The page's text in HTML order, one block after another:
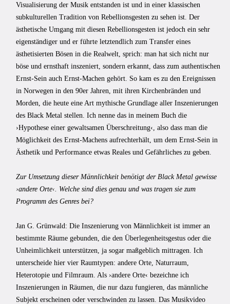
Visualisierung der Musik entstanden ist und in einer klassischen
subkulturellen Tradition von Rebellionsgesten zu sehen ist. Der
ästhetische Umgang mit diesen Rebellionsgesten ist jedoch ein sehr
eigenständiger und er führte letztendlich zum Transfer eines
ästhetisierten Bösen in die Realwelt, sprich: man hat sich nicht nur
böse und ernsthaft inszeniert, sondern erkannt, dass zum authentischen
Ernst-Sein auch Ernst-Machen gehört. So kam es zu den Ereignissen
in Norwegen in den 90er Jahren, mit ihren Kirchenbränden und
Morden, die heute eine Art mythische Grundlage aller Inszenierungen
des Black Metal stellen. Ich nenne das in meinem Buch die
›Hypothese einer gewaltsamen Überschreitung‹, also dass man die
Möglichkeit des Ernst-Machens aufrechterhält, um dem Ernst-Sein in
Ästhetik und Performance etwas Reales und Gefährliches zu geben.
Zur Umsetzung dieser Männlichkeit benötigt der Black Metal gewisse
›andere Orte‹. Welche sind dies genau und was tragen sie zum
Programm des Genres bei?
Jan G. Grünwald: Die Inszenierung von Männlichkeit ist immer an
bestimmte Räume gebunden, die den Überlegenheitsgestus oder die
Unheimlichkeit unterstützen, ja sogar maßgeblich mittragen. Ich
unterscheide hier vier Raumtypen: andere Orte, Naturraum,
Heterotopie und Filmraum. Als ›andere Orte‹ bezeichne ich
Inszenierungen in Räumen, die nur dazu fungieren, das männliche
Subjekt erscheinen oder verschwinden zu lassen. Das Musikvideo